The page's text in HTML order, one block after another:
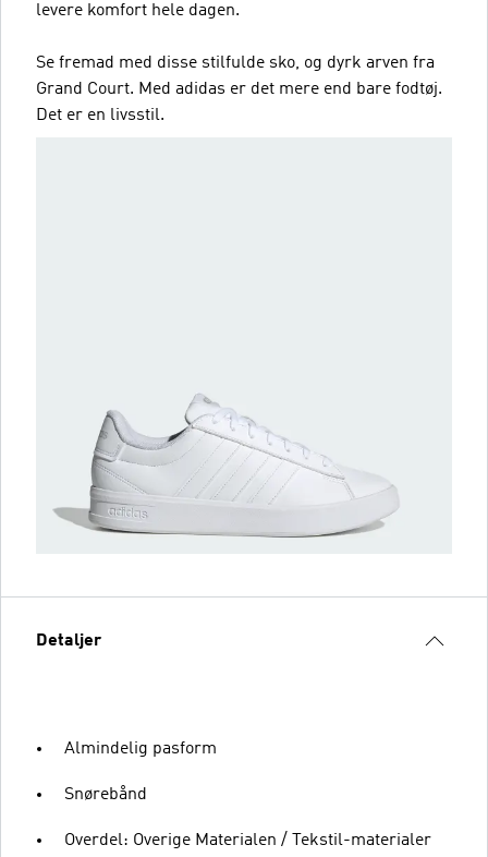
levere komfort hele dagen.
Se fremad med disse stilfulde sko, og dyrk arven fra
Grand Court. Med adidas er det mere end bare fodtøj.
Det er en livsstil.
Detaljer
Almindelig pasform
Snørebånd
Overdel: Overige Materialen / Tekstil-materialer